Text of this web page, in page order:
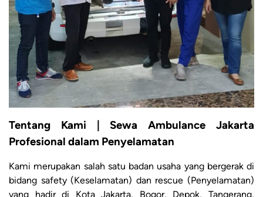
Tentang Kami | Sewa Ambulance Jakarta
Profesional dalam Penyelamatan
Kami merupakan salah satu badan usaha yang bergerak di
bidang safety (Keselamatan) dan rescue (Penyelamatan)
yang hadir di Kota Jakarta, Bogor, Depok, Tangerang,